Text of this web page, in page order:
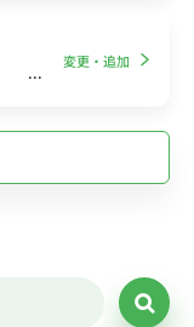
変更・追加